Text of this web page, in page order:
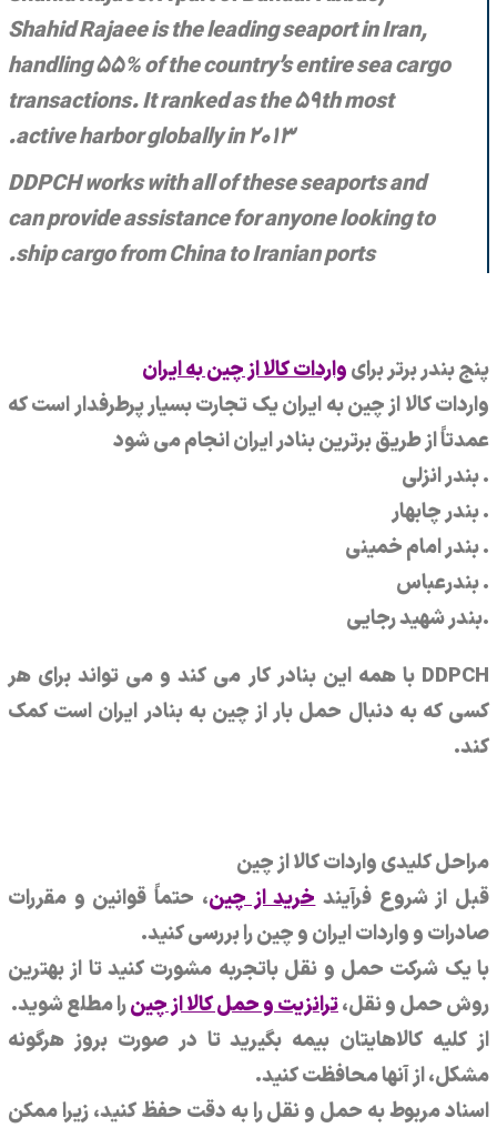
Shahid Rajaee is the leading seaport in Iran,
handling 55% of the country’s entire sea cargo
transactions. It ranked as the 59th most
active harbor globally in 2013.
DDPCH works with all of these seaports and
can provide assistance for anyone looking to
ship cargo from China to Iranian ports.
پنج بندر برتر برایواردات کالا از چین به ایران
واردات کالا از چین به ایران یک تجارت بسیار پرطرفدار است که
عمدتاً از طریق برترین بنادر ایران انجام می شود
. بندر انزلی
. بندر چابهار
. بندر امام خمینی
. بندرعباس
.بندر شهید رجایی
DDPCH با همه این بنادر کار می کند و می تواند برای هر
کسی که به دنبال حمل بار از چین به بنادر ایران است کمک
کند.
مراحل کلیدی واردات کالا از چین
قبل از شروع فرآیندخرید از چین، حتماً قوانین و مقررات
صادرات و واردات ایران و چین را بررسی کنید.
با یک شرکت حمل و نقل باتجربه مشورت کنید تا از بهترین
روش حمل و نقل،ترانزیت و حمل کالا از چینرا مطلع شوید.
از کلیه کالاهایتان بیمه بگیرید تا در صورت بروز هرگونه
مشکل، از آنها محافظت کنید.
اسناد مربوط به حمل و نقل را به دقت حفظ کنید، زیرا ممکن